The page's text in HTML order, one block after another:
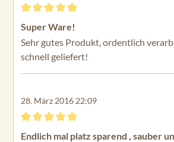
Bewertung mit 5 von 5 Sternen
Super Ware!
Sehr gutes Produkt, ordentlich
schnell geliefert!
28. März 2016 22:09
Bewertung mit 5 von 5 Sternen
Endlich mal platz sparend , sauber